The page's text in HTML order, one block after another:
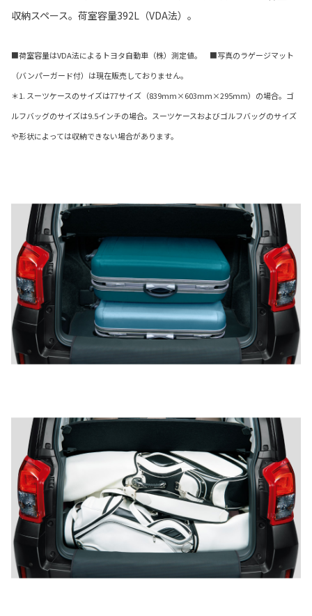
収納スペース。荷室容量392L（VDA法）。
■荷室容量はVDA法によるトヨタ自動車（株）測定値。 ■写真のラゲージマット
（バンパーガード付）は現在販売しておりません。
＊1. スーツケースのサイズは77サイズ（839mm×603mm×295mm）の場合。ゴ
ルフバッグのサイズは9.5インチの場合。スーツケースおよびゴルフバッグのサイズ
や形状によっては収納できない場合があります。